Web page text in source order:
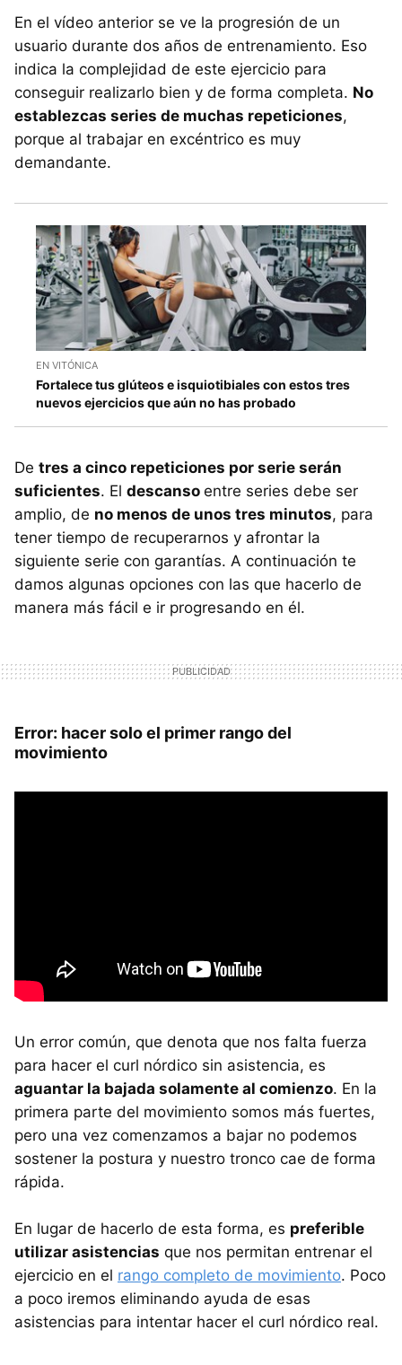
En el vídeo anterior se ve la progresión de un
usuario durante dos años de entrenamiento. Eso
indica la complejidad de este ejercicio para
conseguir realizarlo bien y de forma completa. No
establezcas series de muchas repeticiones,
porque al trabajar en excéntrico es muy
demandante.
EN VITÓNICA
Fortalece tus glúteos e isquiotibiales con estos tres
nuevos ejercicios que aún no has probado
De tres a cinco repeticiones por serie serán
suficientes. El descanso entre series debe ser
amplio, de no menos de unos tres minutos, para
tener tiempo de recuperarnos y afrontar la
siguiente serie con garantías. A continuación te
damos algunas opciones con las que hacerlo de
manera más fácil e ir progresando en él.
Error: hacer solo el primer rango del
movimiento
Un error común, que denota que nos falta fuerza
para hacer el curl nórdico sin asistencia, es
aguantar la bajada solamente al comienzo. En la
primera parte del movimiento somos más fuertes,
pero una vez comenzamos a bajar no podemos
sostener la postura y nuestro tronco cae de forma
rápida.
En lugar de hacerlo de esta forma, es preferible
utilizar asistencias que nos permitan entrenar el
ejercicio en el rango completo de movimiento. Poco
a poco iremos eliminando ayuda de esas
asistencias para intentar hacer el curl nórdico real.